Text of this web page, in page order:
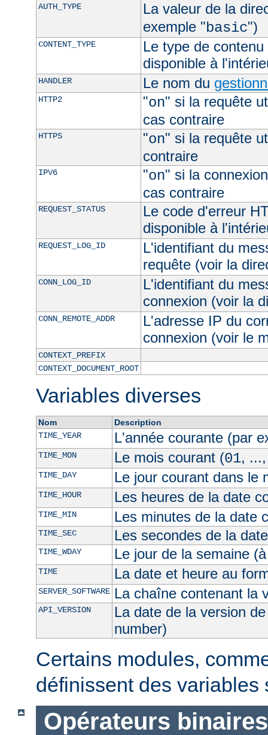
AUTH_TYPE
La valeur de la
exemple "basic")
CONTENT_TYPE
Le type de
disponible à
HANDLER Le nom du
HTTP2 "on" si la requête
cas contraire
HTTPS "on" si la requête
contraire
IPV6 "on" si la
cas contraire
REQUEST_STATUS
Le code d'erreur
disponible à
REQUEST_LOG_ID
L'identifiant du
requête (voir la
CONN_LOG_ID
L'identifiant du
connexion (voir la
CONN_REMOTE_ADDR
L'adresse IP du
connexion (voir le
CONTEXT_PREFIX
CONTEXT_DOCUMENT_ROOT
Variables diverses
Nom
Description
TIME_YEAR
L'année courante (par
TIME_MON Le mois courant (01,
TIME_DAY Le jour courant dans le
TIME_HOUR Les heures de la date
TIME_MIN Les minutes de la date
TIME_SEC Les secondes de la
TIME_WDAY Le jour de la semaine
TIME La date et heure au
SERVER_SOFTWARE La chaîne contenant la
API_VERSION
La date de la version
number)
Certains modules,
définissent des variables
Opérateurs binaires